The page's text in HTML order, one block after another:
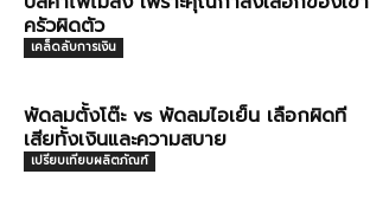
ครัวผิดตัว
เคล็ดลับการเงิน
พัดลมตั้งโต๊ะ vs พัดลมไอเย็น เลือกผิดที
เสียทั้งเงินและความสบาย
เปรียบเทียบผลิตภัณฑ์